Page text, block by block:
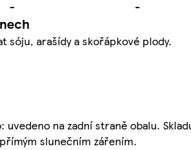
- -
sóju, arašídy a skořápkové plody.
uvedeno na zadní straně obalu.
slunečním zářením.